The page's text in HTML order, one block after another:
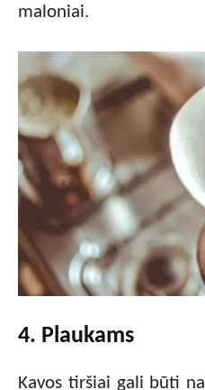
maloniai.
4. Plaukams
Kavos tiršiai gali būti